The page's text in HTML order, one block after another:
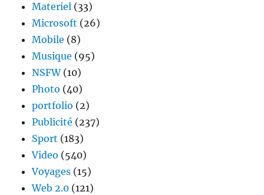
Materiel (33)
Microsoft (26)
Mobile (8)
Musique (95)
NSFW(10)
Photo (40)
portfolio (2)
Publicité (237)
Sport (183)
Video (540)
Voyages (15)
Web 2.0 (121)